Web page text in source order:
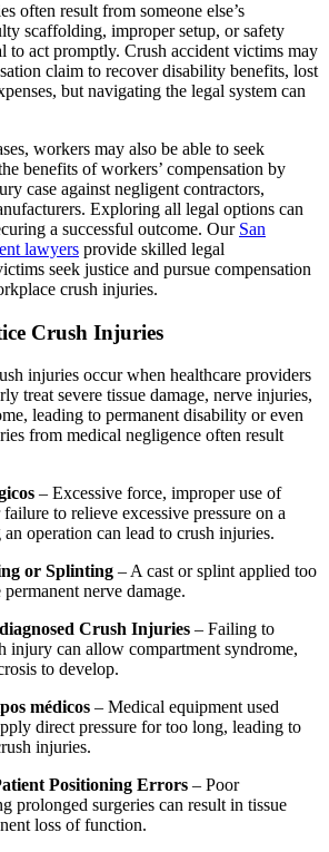
often result from someone else’s
scaffolding, improper setup, or safety
to act promptly. Crush accident victims may
claim to recover disability benefits, lost
but navigating the legal system can
workers may also be able to seek
benefits of workers’ compensation by
case against negligent contractors,
Exploring all legal options can
a successful outcome. Our San
lawyers provide skilled legal
seek justice and pursue compensation
crush injuries.
Crush Injuries
injuries occur when healthcare providers
treat severe tissue damage, nerve injuries,
leading to permanent disability or even
from medical negligence often result
– Excessive force, improper use of
to relieve excessive pressure on a
operation can lead to crush injuries.
or Splinting – A cast or splint applied too
nerve damage.
Crush Injuries – Failing to
injury can allow compartment syndrome,
to develop.
médicos – Medical equipment used
direct pressure for too long, leading to
injuries.
Positioning Errors – Poor
prolonged surgeries can result in tissue
loss of function.